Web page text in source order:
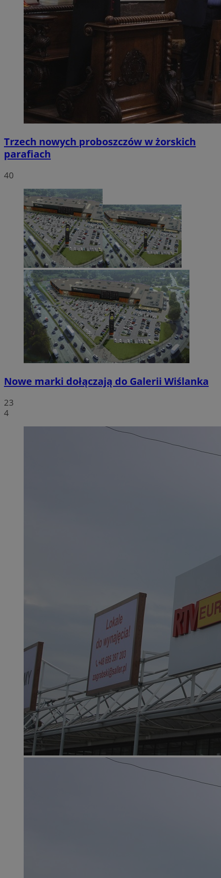
Trzech nowych proboszczów w żorskich
parafiach
40
Nowe marki dołączają do Galerii Wiślanka
23
4